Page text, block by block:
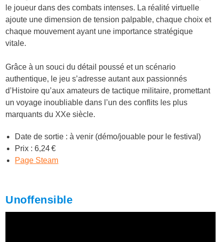
le joueur dans des combats intenses. La réalité virtuelle
ajoute une dimension de tension palpable, chaque choix et
chaque mouvement ayant une importance stratégique
vitale.
Grâce à un souci du détail poussé et un scénario
authentique, le jeu s’adresse autant aux passionnés
d’Histoire qu’aux amateurs de tactique militaire, promettant
un voyage inoubliable dans l’un des conflits les plus
marquants du XXe siècle.
Date de sortie : à venir (démo/jouable pour le festival)
Prix : 6,24 €
Page Steam
Unoffensible